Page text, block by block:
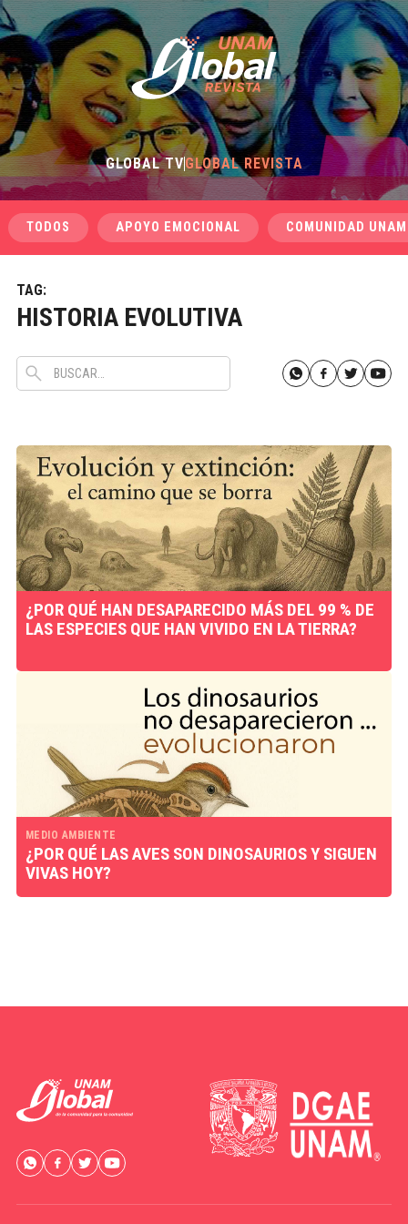
GLOBAL TVGLOBAL REVISTA
TODOS APOYO EMOCIONAL COMUNIDAD UNAM
TAG:
HISTORIA EVOLUTIVA
¿POR QUÉ HAN DESAPARECIDO MÁS DEL 99 % DE
LAS ESPECIES QUE HAN VIVIDO EN LA TIERRA?
MEDIO AMBIENTE
¿POR QUÉ LAS AVES SON DINOSAURIOS Y SIGUEN
VIVAS HOY?